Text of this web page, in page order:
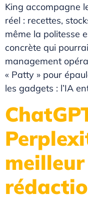
King accompagne
réel : recettes,
même la politesse
concrète qui
management
« Patty » pour
les gadgets : l’IA